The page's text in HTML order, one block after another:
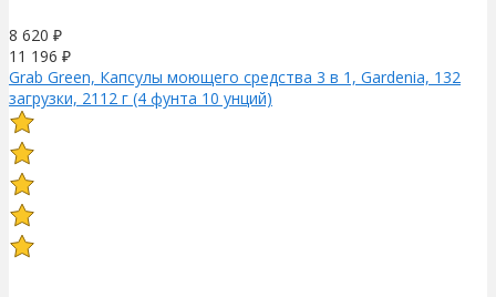
8 620 ₽
11 196 ₽
Grab Green, Капсулы моющего средства 3 в 1, Gardenia, 132
загрузки, 2112 г (4 фунта 10 унций)